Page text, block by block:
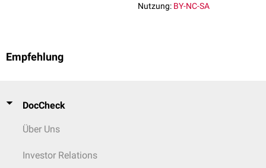
Nutzung: BY-NC-SA
Empfehlung
DocCheck
Über Uns
Investor Relations